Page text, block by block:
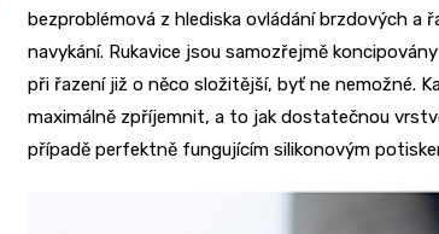
bezproblémová z hlediska ovládání brzdových a
navykání. Rukavice jsou samozřejmě
při řazení již o něco složitější, byť ne nemožné.
maximálně zpříjemnit, a to jak dostatečnou
případě perfektně fungujícím silikonovým